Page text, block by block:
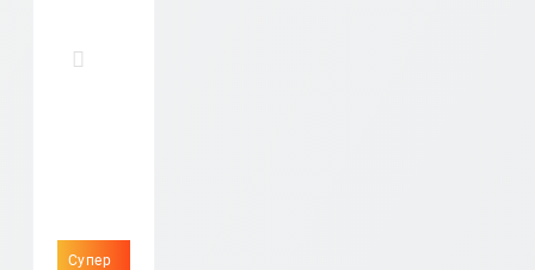
Супер